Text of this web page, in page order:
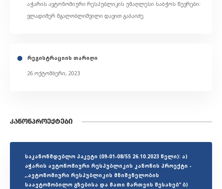
აჭარის ავტონომიური რესპუბლიკის უმაღლესი საბჭოს წევრები:
ვლადიმერ მგალობლიშვილი დავით გაბაიძე
რეგისტრაციის თარიღი
26 ოქტომბერი, 2023
ᲙᲐᲜᲝᲜᲞᲠᲝᲔᲥᲢᲔᲑᲘ
საკანონმდებლო პაკეტი (09-01-08/55 26.10.2023 წელი): ა)
აჭარის ავტონომიური რესპუბლიკის კანონის პროექტი -
,,ავტონომიური რესპუბლიკის მნიშვნელობის
საავტომობილო გზებისა და მათი მართვის შესახებ“ ბ)